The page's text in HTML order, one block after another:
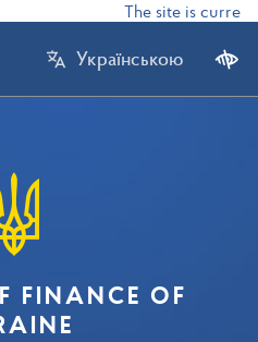
The site is
Українською
FINANCE OF